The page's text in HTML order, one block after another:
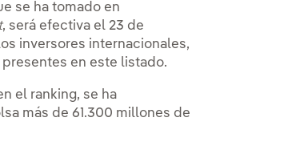
se ha tomado en
, será efectiva el 23 de
inversores internacionales,
en este listado.
el ranking, se ha
más de 61.300 millones de